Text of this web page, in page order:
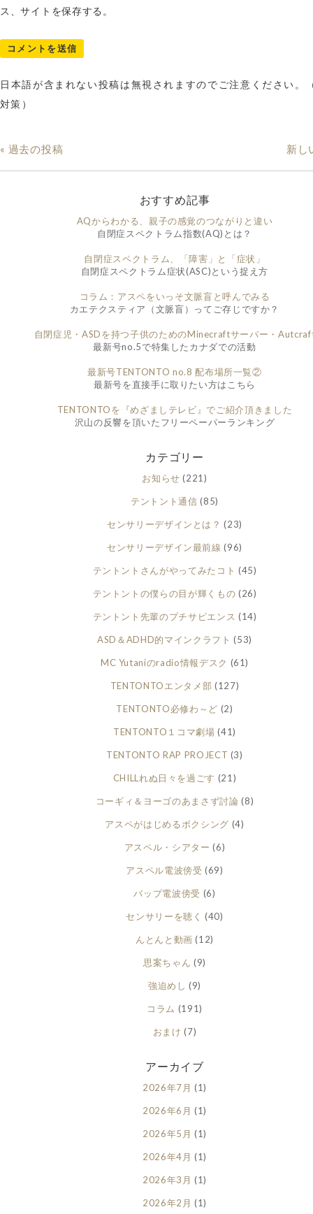
ス、サイトを保存する。
日本語が含まれない投稿は無視されますのでご注意ください。
対策）
« 過去の投稿 新し
おすすめ記事
AQからわかる、親子の感覚のつながりと違い
自閉症スペクトラム指数(AQ)とは？
自閉症スペクトラム、「障害」と「症状」
自閉症スペクトラム症状(ASC)という捉え方
コラム：アスペをいっそ文脈盲と呼んでみる
カエテクスティア（文脈盲）ってご存じですか？
自閉症児・ASDを持つ子供のためのMinecraftサーバー・
最新号no.5で特集したカナダでの活動
最新号TENTONTO no.8 配布場所一覧②
最新号を直接手に取りたい方はこちら
TENTONTOを『めざましテレビ』でご紹介頂きました
沢山の反響を頂いたフリーペーパーランキング
カテゴリー
お知らせ (221)
テントント通信 (85)
センサリーデザインとは？ (23)
センサリーデザイン最前線 (96)
テントントさんがやってみたコト (45)
テントントの僕らの目が輝くもの (26)
テントント先輩のプチサピエンス (14)
ASD＆ADHD的マインクラフト (53)
MC Yutaniのradio情報デスク (61)
TENTONTOエンタメ部 (127)
TENTONTO必修わ～ど (2)
TENTONTO１コマ劇場 (41)
TENTONTO RAP PROJECT (3)
CHILLれぬ日々を過ごす (21)
コーギィ＆ヨーゴのあまさず討論 (8)
アスペがはじめるボクシング (4)
アスペル・シアター (6)
アスペル電波傍受 (69)
バップ電波傍受 (6)
センサリーを聴く (40)
んとんと動画 (12)
思案ちゃん (9)
強迫めし (9)
コラム (191)
おまけ (7)
アーカイブ
2026年7月 (1)
2026年6月 (1)
2026年5月 (1)
2026年4月 (1)
2026年3月 (1)
2026年2月 (1)